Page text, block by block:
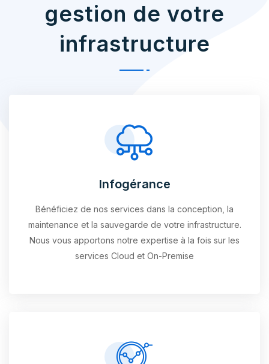
gestion de votre
infrastructure
Infogérance
Bénéficiez de nos services dans la conception, la
maintenance et la sauvegarde de votre infrastructure.
Nous vous apportons notre expertise à la fois sur les
services Cloud et On-Premise